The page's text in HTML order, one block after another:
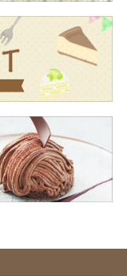
類）、膨脹
ダイコン抽出
ミノ酸等）、
に小麦・卵・